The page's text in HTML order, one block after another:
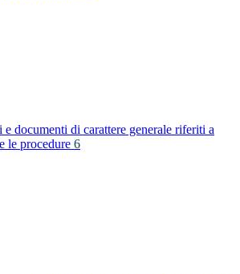
e documenti di carattere generale riferiti a
le procedure 6